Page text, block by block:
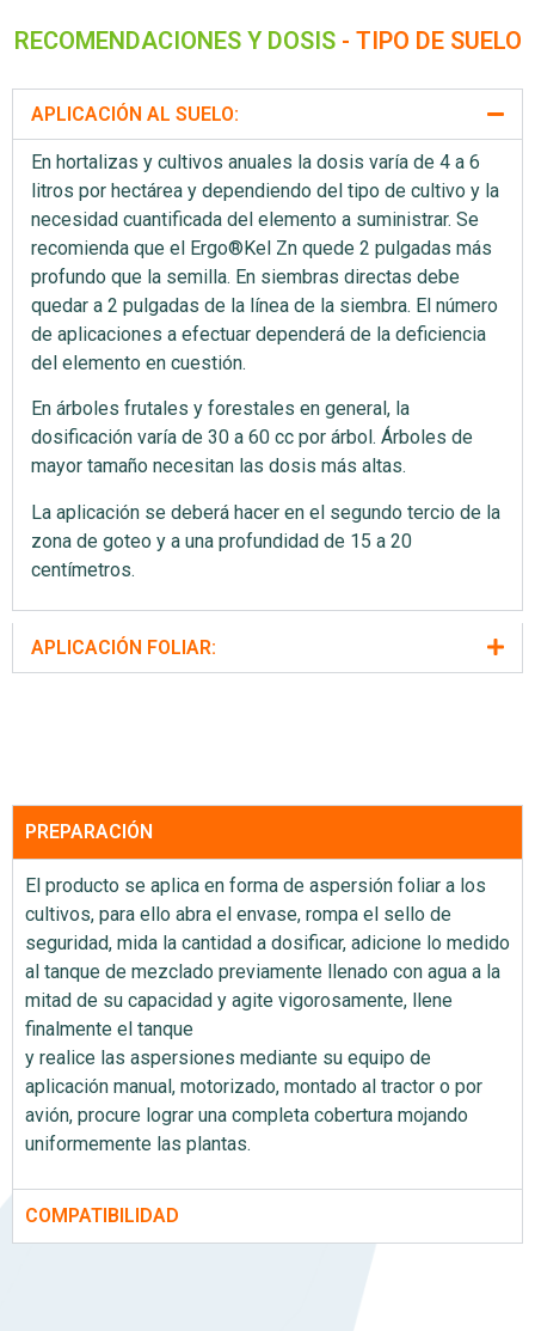
RECOMENDACIONES Y DOSIS - TIPO DE SUELO
APLICACIÓN AL SUELO:
En hortalizas y cultivos anuales la dosis varía de 4 a 6
litros por hectárea y dependiendo del tipo de cultivo y la
necesidad cuantificada del elemento a suministrar. Se
recomienda que el Ergo®Kel Zn quede 2 pulgadas más
profundo que la semilla. En siembras directas debe
quedar a 2 pulgadas de la línea de la siembra. El número
de aplicaciones a efectuar dependerá de la deficiencia
del elemento en cuestión.
En árboles frutales y forestales en general, la
dosificación varía de 30 a 60 cc por árbol. Árboles de
mayor tamaño necesitan las dosis más altas.
La aplicación se deberá hacer en el segundo tercio de la
zona de goteo y a una profundidad de 15 a 20
centímetros.
APLICACIÓN FOLIAR:
PREPARACIÓN
El producto se aplica en forma de aspersión foliar a los
cultivos, para ello abra el envase, rompa el sello de
seguridad, mida la cantidad a dosificar, adicione lo medido
al tanque de mezclado previamente llenado con agua a la
mitad de su capacidad y agite vigorosamente, llene
finalmente el tanque
y realice las aspersiones mediante su equipo de
aplicación manual, motorizado, montado al tractor o por
avión, procure lograr una completa cobertura mojando
uniformemente las plantas.
COMPATIBILIDAD